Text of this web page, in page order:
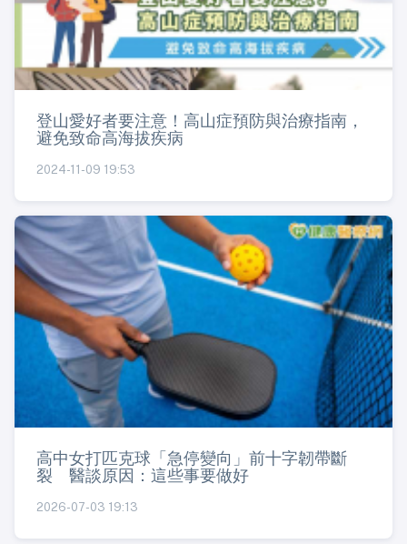
登山愛好者要注意！高山症預防與治療指南，
避免致命高海拔疾病
2024-11-09 19:53
高中女打匹克球「急停變向」前十字韌帶斷
裂 醫談原因：這些事要做好
2026-07-03 19:13